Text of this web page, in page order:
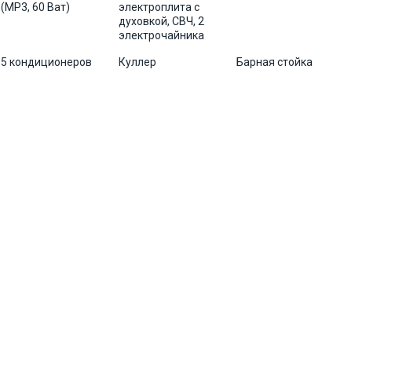
(MP3, 60 Ват)
электроплита с
духовкой, СВЧ, 2
электрочайника
5 кондиционеров Куллер Барная стойка